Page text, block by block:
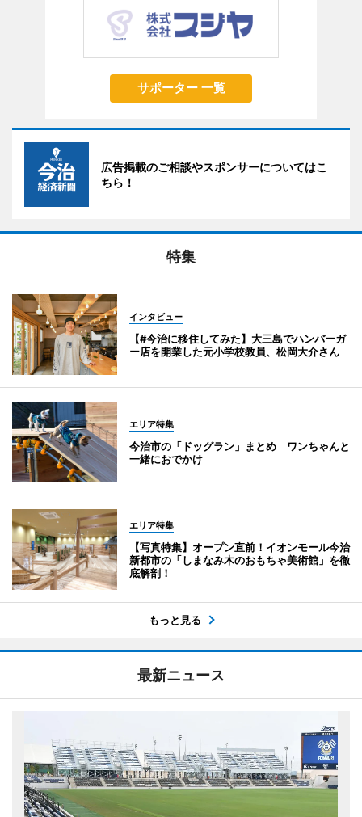
サポーター 一覧
広告掲載のご相談やスポンサーについてはこ
ちら！
特集
インタビュー
【#今治に移住してみた】大三島でハンバーガ
ー店を開業した元小学校教員、松岡大介さん
エリア特集
今治市の「ドッグラン」まとめ ワンちゃんと
一緒におでかけ
エリア特集
【写真特集】オープン直前！イオンモール今治
新都市の「しまなみ木のおもちゃ美術館」を徹
底解剖！
もっと見る
最新ニュース